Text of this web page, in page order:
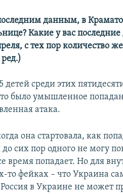
данным, в
Какие у вас
с тех пор количество
среди этих
было умышленное
атака.
она стартовала, как
сих пор одного не могу
время попадает. Но для
то фейках – что Украина
в Украине не может